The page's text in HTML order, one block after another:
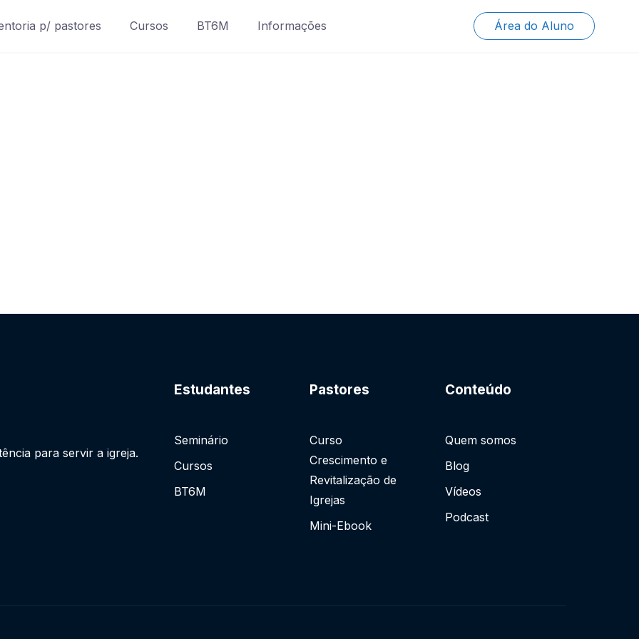
p/ pastores Cursos BT6M Informações Área do Aluno
para servir a igreja.
Estudantes
Seminário
Cursos
BT6M
Pastores
Curso
Crescimento e
Revitalização de
Igrejas
Mini-Ebook
Conteúdo
Quem somos
Blog
Vídeos
Podcast